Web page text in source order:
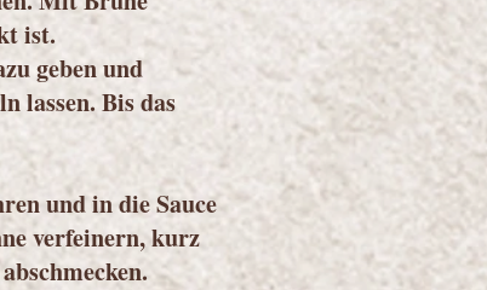
ist.
geben und
lassen. Bis das
und in die Sauce
verfeinern, kurz